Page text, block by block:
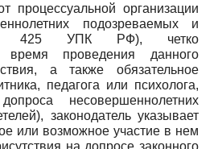
процессуальной организации
подозреваемых и
425 УПК РФ), четко
время проведения данного
а также обязательное
педагога или психолога,
несовершеннолетних
законодатель указывает
или возможное участие в нем
на допросе законного